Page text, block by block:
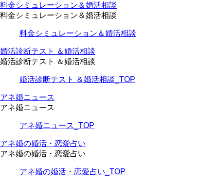
料金シミュレーション＆婚活相談
料金シミュレーション＆婚活相談
料金シミュレーション＆婚活相談
婚活診断テスト ＆婚活相談
婚活診断テスト ＆婚活相談
婚活診断テスト ＆婚活相談_TOP
アネ婚ニュース
アネ婚ニュース
アネ婚ニュース_TOP
アネ婚の婚活・恋愛占い
アネ婚の婚活・恋愛占い
アネ婚の婚活・恋愛占い_TOP